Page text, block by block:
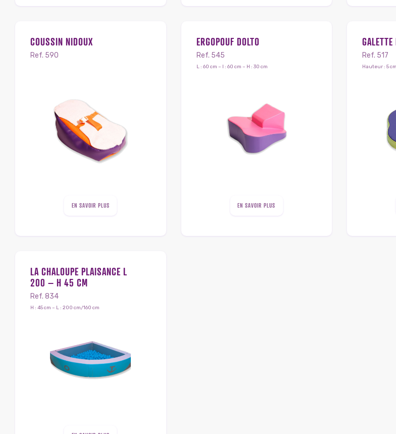
COUSSIN NIDOUX
Ref. 590
EN SAVOIR PLUS
ERGOPOUF DOLTO
Ref. 545
L : 60 cm – l : 60 cm – H : 30 cm
EN SAVOIR PLUS
GALETTE
Ref. 517
Hauteur : 5
LA CHALOUPE PLAISANCE L
200 – H 45 CM
Ref. 834
H : 45 cm – L : 200 cm/160 cm